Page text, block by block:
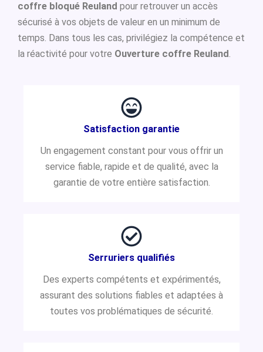
coffre bloqué Reuland pour retrouver un accès
sécurisé à vos objets de valeur en un minimum de
temps. Dans tous les cas, privilégiez la compétence et
la réactivité pour votre Ouverture coffre Reuland.
Satisfaction garantie
Un engagement constant pour vous offrir un
service fiable, rapide et de qualité, avec la
garantie de votre entière satisfaction.
Serruriers qualifiés
Des experts compétents et expérimentés,
assurant des solutions fiables et adaptées à
toutes vos problématiques de sécurité.